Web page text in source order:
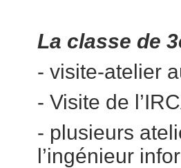
La classe de
- visite-atelier
- Visite de
- plusieurs
l’ingénieur